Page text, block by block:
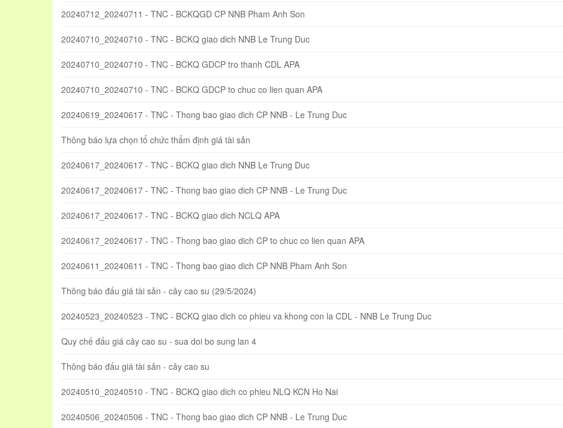
20240712_20240711 - TNC - BCKQGD CP NNB Pham Anh Son
20240710_20240710 - TNC - BCKQ giao dich NNB Le Trung Duc
20240710_20240710 - TNC - BCKQ GDCP tro thanh CDL APA
20240710_20240710 - TNC - BCKQ GDCP to chuc co lien quan APA
20240619_20240617 - TNC - Thong bao giao dich CP NNB - Le Trung Duc
Thông báo lựa chọn tổ chức thẩm định giá tài sản
20240617_20240617 - TNC - BCKQ giao dich NNB Le Trung Duc
20240617_20240617 - TNC - Thong bao giao dich CP NNB - Le Trung Duc
20240617_20240617 - TNC - BCKQ giao dich NCLQ APA
20240617_20240617 - TNC - Thong bao giao dich CP to chuc co lien quan APA
20240611_20240611 - TNC - Thong bao giao dich CP NNB Pham Anh Son
Thông báo đấu giá tài sản - cây cao su (29/5/2024)
20240523_20240523 - TNC - BCKQ giao dich co phieu va khong con la CDL - NNB Le Trung Duc
Quy chế đấu giá cây cao su - sua doi bo sung lan 4
Thông báo đấu giá tài sản - cây cao su
20240510_20240510 - TNC - BCKQ giao dich co phieu NLQ KCN Ho Nai
20240506_20240506 - TNC - Thong bao giao dich CP NNB - Le Trung Duc